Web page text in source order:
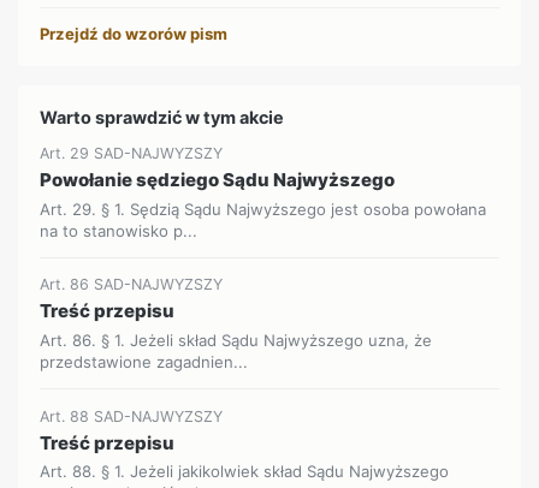
Przejdź do wzorów pism
Warto sprawdzić w tym akcie
Art. 29 SAD-NAJWYZSZY
Powołanie sędziego Sądu Najwyższego
Art. 29. § 1. Sędzią Sądu Najwyższego jest osoba powołana
na to stanowisko p...
Art. 86 SAD-NAJWYZSZY
Treść przepisu
Art. 86. § 1. Jeżeli skład Sądu Najwyższego uzna, że
przedstawione zagadnien...
Art. 88 SAD-NAJWYZSZY
Treść przepisu
Art. 88. § 1. Jeżeli jakikolwiek skład Sądu Najwyższego